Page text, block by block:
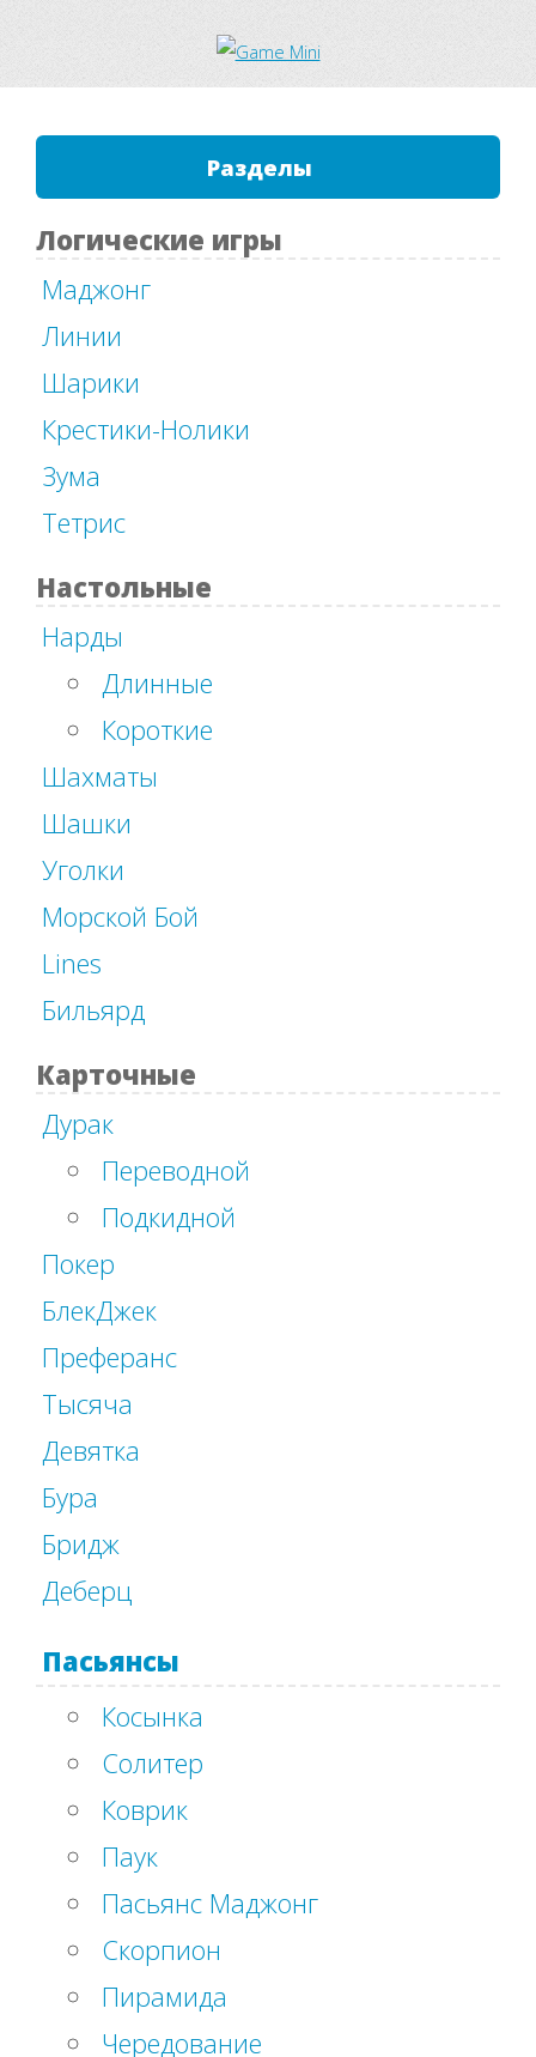
Разделы
Логические игры
Маджонг
Линии
Шарики
Крестики-Нолики
Зума
Тетрис
Настольные
Нарды
Длинные
Короткие
Шахматы
Шашки
Уголки
Морской Бой
Lines
Бильярд
Карточные
Дурак
Переводной
Подкидной
Покер
БлекДжек
Преферанс
Тысяча
Девятка
Бура
Бридж
Деберц
Пасьянсы
Косынка
Солитер
Коврик
Паук
Пасьянс Маджонг
Скорпион
Пирамида
Чередование